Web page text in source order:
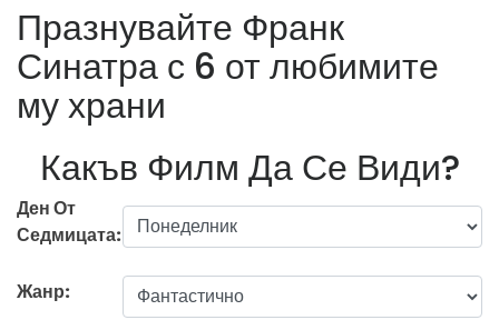
Празнувайте Франк
Синатра с 6 от любимите
му храни
Какъв Филм Да Се Види?
Ден От
Седмицата:
Жанр: